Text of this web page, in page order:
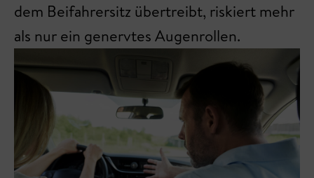
dem Beifahrersitz übertreibt, riskiert mehr
als nur ein genervtes Augenrollen.